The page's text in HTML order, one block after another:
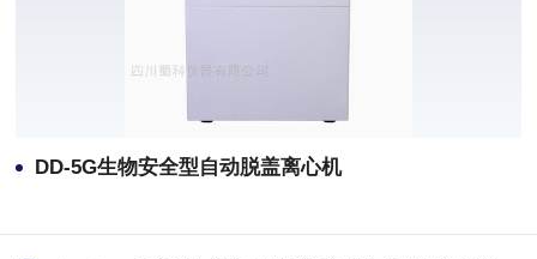
DD-5G生物安全型自动脱盖离心机